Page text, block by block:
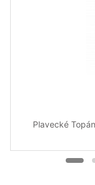
Plavecké